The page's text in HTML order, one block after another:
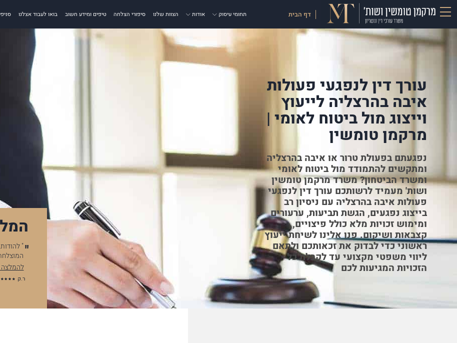
דף הבית תחומי עיסוק אודות הצוות שלנו סיפורי הצלחה טיפים ומידע חשוב בואו לעבוד אצלנו
עורך דין לנפגעי פעולות
איבה בהרצליה לייעוץ
וייצוג מול ביטוח לאומי |
מרקמן טומשין
נפגעתם בפעולת טרור או איבה בהרצליה
ומתקשים להתמודד מול ביטוח לאומי
ומשרד הביטחון? משרד מרקמן טומשין
ושות' מעמיד לרשותכם עורך דין לנפגעי
פעולות איבה בהרצליה עם ניסיון רב
בייצוג נפגעים, הגשת תביעות, ערעורים
ומימוש זכויות מלא כולל פיצויים,
קצבאות ושיקום. פנו אלינו לשיחת ייעוץ
ראשוני כדי לבדוק את זכאותכם ולתאם
ליווי משפטי מקצועי עד לקבלת כל
הזכויות המגיעות לכם
לטובה מיוחדת את המשרד "מרקמן את טומשין". יש לי הערכה
ובמיוחד לעו"ד מלכיאל. הילדים בטח היו קוראים…
" להודות לך על סיום התיק וכמובן על התוצאה, אבל ללא קשר לתוצאה
המוצלחת, לווי התיק נסך בי בטחון, כל…
להמלצה המלאה
ר.ק
.לאחר
אני
א.נ